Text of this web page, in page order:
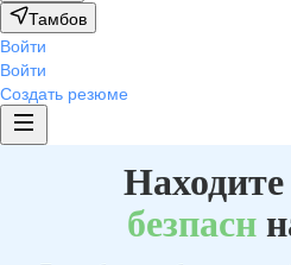
Тамбов
Войти
Войти
Создать резюме
безпасн